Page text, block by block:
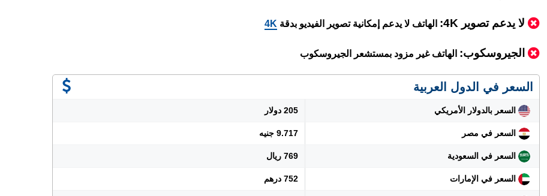
لا يدعم تصوير 4K: الهاتف لا يدعم إمكانية تصوير الفيديو بدقة 4K
الجيروسكوب: الهاتف غير مزود بمستشعر الجيروسكوب
السعر في الدول العربية
السعر بالدولار الأمريكي 205 دولار
السعر في مصر 9.717 جنيه
السعر في السعودية 769 ريال
السعر في الإمارات 752 درهم